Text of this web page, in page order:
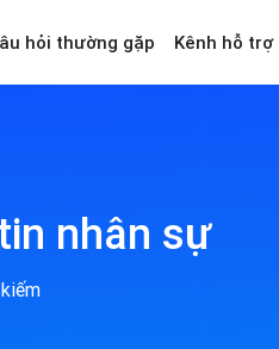
hỏi thường gặp Kênh hỗ trợ
nhân sự